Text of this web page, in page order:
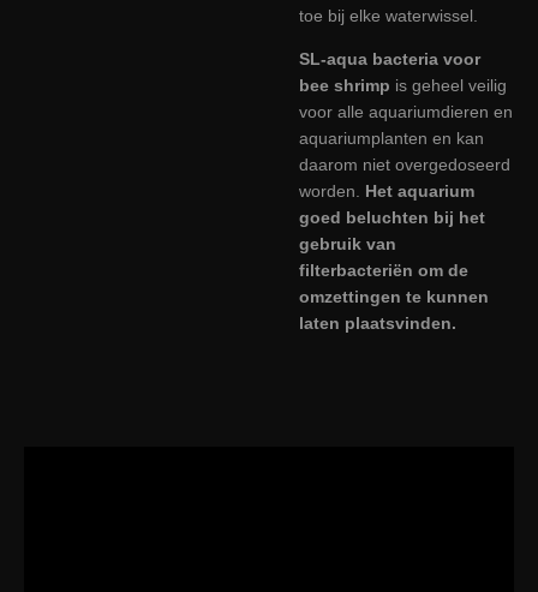
toe bij elke waterwissel.
SL-aqua bacteria voor
bee shrimp is geheel veilig
voor alle aquariumdieren en
aquariumplanten en kan
daarom niet overgedoseerd
worden.
Het aquarium
goed beluchten bij het
gebruik van
filterbacteriën om de
omzettingen te kunnen
laten plaatsvinden.